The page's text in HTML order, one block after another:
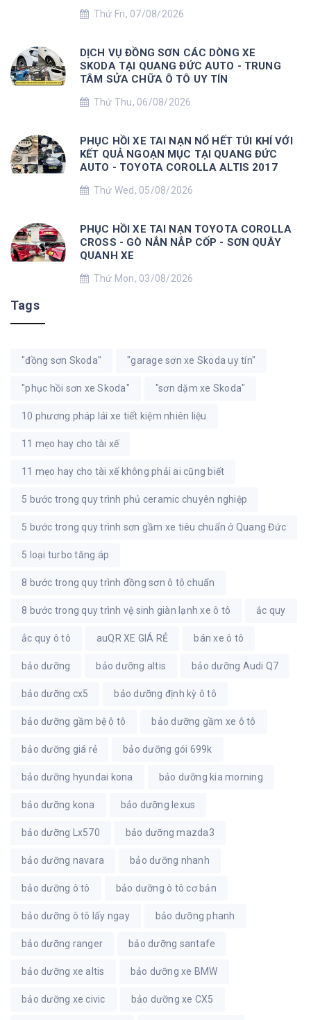
Thứ Fri, 07/08/2026
DỊCH VỤ ĐỒNG SƠN CÁC DÒNG XE
SKODA TẠI QUANG ĐỨC AUTO - TRUNG
TÂM SỬA CHỮA Ô TÔ UY TÍN
Thứ Thu, 06/08/2026
PHỤC HỒI XE TAI NẠN NỔ HẾT TÚI KHÍ VỚI
KẾT QUẢ NGOẠN MỤC TẠI QUANG ĐỨC
AUTO - TOYOTA COROLLA ALTIS 2017
Thứ Wed, 05/08/2026
PHỤC HỒI XE TAI NẠN TOYOTA COROLLA
CROSS - GÒ NẮN NẮP CỐP - SƠN QUÂY
QUANH XE
Thứ Mon, 03/08/2026
Tags
"đồng sơn Skoda" "garage sơn xe Skoda uy tín"
"phục hồi sơn xe Skoda" "sơn dặm xe Skoda"
10 phương pháp lái xe tiết kiệm nhiên liệu
11 mẹo hay cho tài xế
11 mẹo hay cho tài xế không phải ai cũng biết
5 bước trong quy trình phủ ceramic chuyên nghiệp
5 bước trong quy trình sơn gầm xe tiêu chuẩn ở Quang Đức
5 loại turbo tăng áp
8 bước trong quy trình đồng sơn ô tô chuẩn
8 bước trong quy trình vệ sinh giàn lạnh xe ô tô ắc quy
ắc quy ô tô auQR XE GIÁ RẺ bán xe ô tô
bảo dưỡng bảo dưỡng altis bảo dưỡng Audi Q7
bảo dưỡng cx5 bảo dưỡng định kỳ ô tô
bảo dưỡng gầm bệ ô tô bảo dưỡng gầm xe ô tô
bảo dưỡng giá rẻ bảo dưỡng gói 699k
bảo dưỡng hyundai kona bảo dưỡng kia morning
bảo dưỡng kona bảo dưỡng lexus
bảo dưỡng Lx570 bảo dưỡng mazda3
bảo dưỡng navara bảo dưỡng nhanh
bảo dưỡng ô tô bảo dưỡng ô tô cơ bản
bảo dưỡng ô tô lấy ngay bảo dưỡng phanh
bảo dưỡng ranger bảo dưỡng santafe
bảo dưỡng xe altis bảo dưỡng xe BMW
bảo dưỡng xe civic bảo dưỡng xe CX5